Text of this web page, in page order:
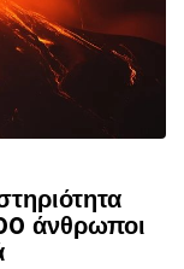
άνθρωποι